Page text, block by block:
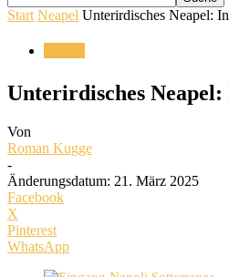
Start Neapel Unterirdisches Neapel:
Unterirdisches
Von
Roman Kugge
-
Änderungsdatum: 21. März 2025
Facebook
X
Pinterest
WhatsApp